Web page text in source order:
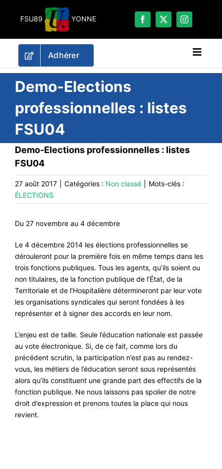
FSU89 YONNE
Adhérer
à
LES UNES
LA FSU 89
PUBLICATIONS
#FORMATION
#COMMUNIQUÉS
#ÉLECTIONS
#MÉDIAS
#PRESSE
#ARCHIVES
Demo-Elections
professionnelles : listes
FSU04
Demo-Elections professionnelles : listes
FSU04
27 août 2017 Catégories : Non classé
Mots-clés :
ÉLECTIONS
Du 27 novembre au 4 décembre
Le 4 décembre 2014 les élections professionnelles se
dérouleront pour la première fois en même temps dans les
trois fonctions publiques. Tous les agents, qu’ils soient ou
non titulaires, de la fonction publique de l’État, de la
Territoriale et de l’Hospitalière détermineront par leur vote
les organisations syndicales qui seront fondées à les
représenter et à signer des accords en leur nom.
L’enjeu est de taille. Seule l’éducation nationale est passée
au vote électronique. Si, de ce fait, comme lors du
précédent scrutin, la participation n’est pas au rendez-
vous, les métiers de l’éducation seront sous représentés
alors qu’ils constituent une grande part des effectifs de la
fonction publique. Ne nous laissons pas spolier de notre
droit d’expression et prenons toutes la place qui nous
revient.